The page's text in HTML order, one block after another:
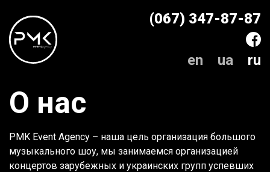
(067) 347-87-87
en ua ru
О нас
PMK Event Agency – наша цель организация большого
музыкального шоу, мы занимаемся организацией
концертов зарубежных и украинских групп успевших